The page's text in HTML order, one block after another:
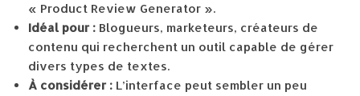
« Product Review Generator ».
Idéal pour : Blogueurs, marketeurs, créateurs de
contenu qui recherchent un outil capable de gérer
divers types de textes.
À considérer : L’interface peut sembler un peu